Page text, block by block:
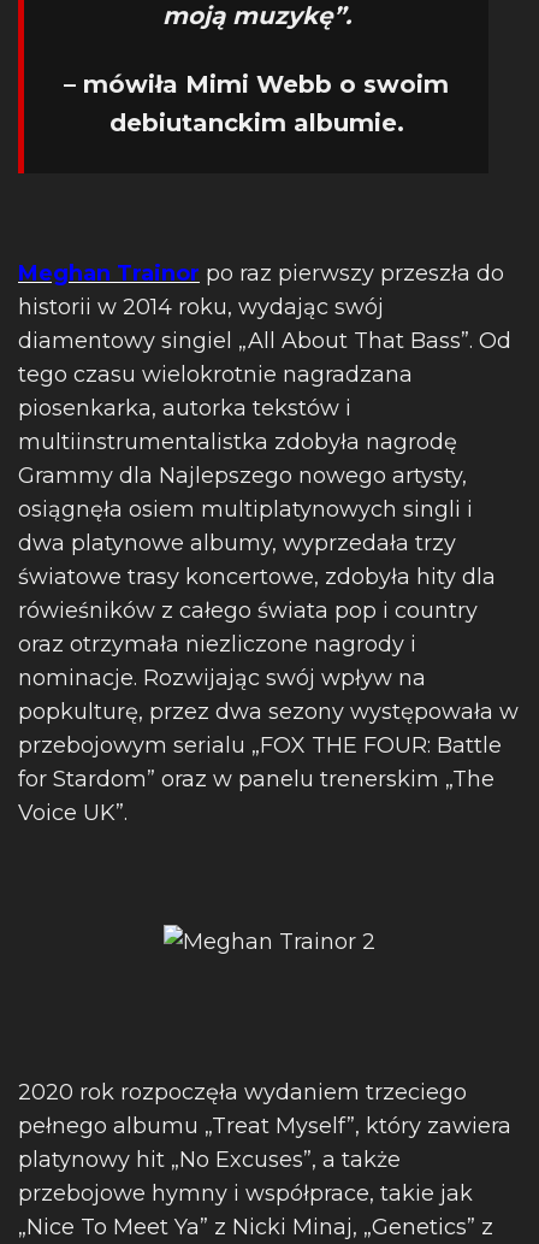
moją muzykę”.
– mówiła Mimi Webb o swoim
debiutanckim albumie.
Meghan Trainor po raz pierwszy przeszła do
historii w 2014 roku, wydając swój
diamentowy singiel „All About That Bass”. Od
tego czasu wielokrotnie nagradzana
piosenkarka, autorka tekstów i
multiinstrumentalistka zdobyła nagrodę
Grammy dla Najlepszego nowego artysty,
osiągnęła osiem multiplatynowych singli i
dwa platynowe albumy, wyprzedała trzy
światowe trasy koncertowe, zdobyła hity dla
rówieśników z całego świata pop i country
oraz otrzymała niezliczone nagrody i
nominacje. Rozwijając swój wpływ na
popkulturę, przez dwa sezony występowała w
przebojowym serialu „FOX THE FOUR: Battle
for Stardom” oraz w panelu trenerskim „The
Voice UK”.
2020 rok rozpoczęła wydaniem trzeciego
pełnego albumu „Treat Myself”, który zawiera
platynowy hit „No Excuses”, a także
przebojowe hymny i współprace, takie jak
„Nice To Meet Ya” z Nicki Minaj, „Genetics” z